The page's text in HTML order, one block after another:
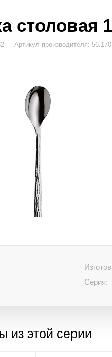
столовая
Артикул производителя:
Серия:
из этой серии